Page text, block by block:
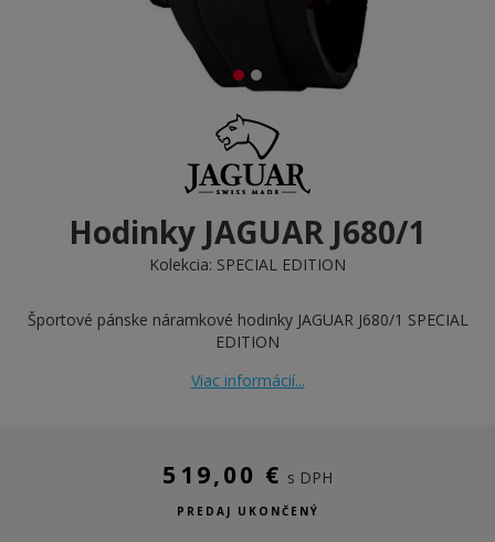
Hodinky JAGUAR J680/1
Kolekcia: SPECIAL EDITION
Športové pánske náramkové hodinky JAGUAR J680/1 SPECIAL
EDITION
Viac informácií...
519,00 € s DPH
PREDAJ UKONČENÝ